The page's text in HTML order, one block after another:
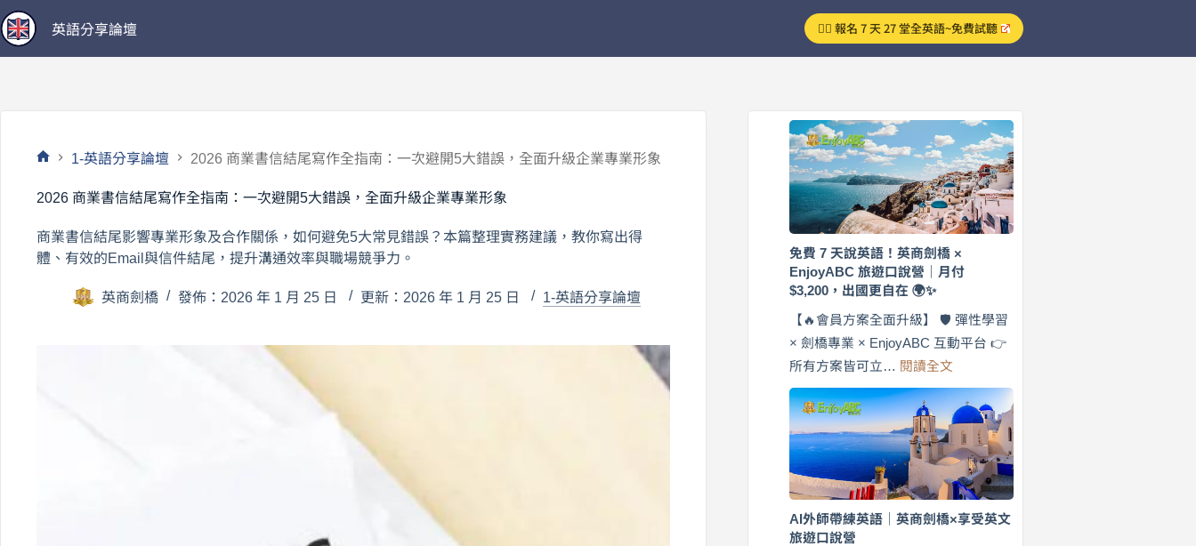
跳
至
主
英語分享論壇 👉🏻 報名 7 天 27 堂全英語~免費試聽
頁
1-英語分享論壇 2026 商業書信結尾寫作全指南：一次避開5大錯誤，全面升級企業專業形象
2026 商業書信結尾寫作全指南：一次避開5大錯誤，全面升級企業專業形象
商業書信結尾影響專業形象及合作關係，如何避免5大常見錯誤？本篇整理實務建議，教你寫出得
體、有效的Email與信件結尾，提升溝通效率與職場競爭力。
英商劍橋 發佈：2026 年 1 月 25 日 更新：2026 年 1 月 25 日 1-英語分享論壇
免費 7 天說英語！英商劍橋 ×
EnjoyABC 旅遊口說營｜月付
$3,200，出國更自在 🌍✨
【🔥會員方案全面升級】 🛡️ 彈性學習
× 劍橋專業 × EnjoyABC 互動平台 👉
所有方案皆可立… 閱讀全文
費
7
天
說
英
語！
商
AI外師帶練英語｜英商劍橋×享受英文
旅遊口說營